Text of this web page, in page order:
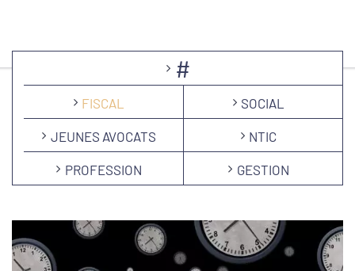
#
FISCAL SOCIAL
JEUNES AVOCATS NTIC
PROFESSION GESTION